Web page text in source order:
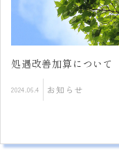
住所地特例対象施設